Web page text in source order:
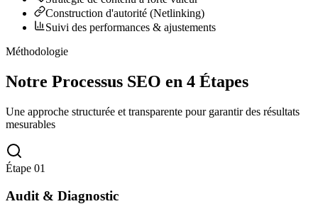
Construction d'autorité (Netlinking)
Suivi des performances & ajustements
Méthodologie
Notre Processus SEO en 4 Étapes
Une approche structurée et transparente pour garantir des résultats
mesurables
Étape 01
Audit & Diagnostic